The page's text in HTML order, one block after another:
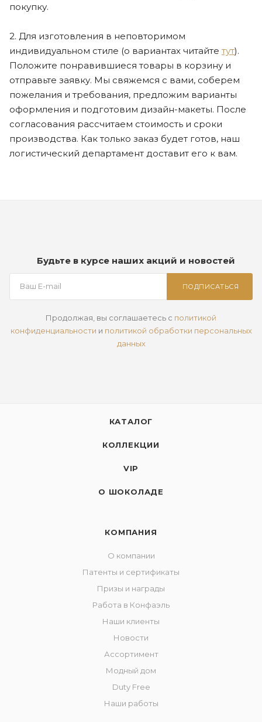
покупку.
2. Для изготовления в неповторимом
индивидуальном стиле (о вариантах читайте тут).
Положите понравившиеся товары в корзину и
отправьте заявку. Мы свяжемся с вами, соберем
пожелания и требования, предложим варианты
оформления и подготовим дизайн-макеты. После
согласования рассчитаем стоимость и сроки
производства. Как только заказ будет готов, наш
логистический департамент доставит его к вам.
Будьте в курсе наших акций и новостей
ПОДПИСАТЬСЯ
Продолжая, вы соглашаетесь с политикой
конфиденциальности и политикой обработки персональных
данных
КАТАЛОГ
КОЛЛЕКЦИИ
VIP
О ШОКОЛАДЕ
КОМПАНИЯ
О компании
Патенты и сертификаты
Призы и награды
Работа в Конфаэль
Наши клиенты
Новости
Ассортимент
Модный дом
Duty Free
Наши работы